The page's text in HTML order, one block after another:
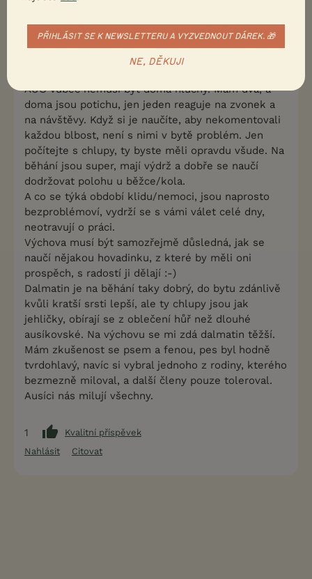
Kvalitní příspěvek
AUO vůbec nemusí být doma hlučný. Mám dva, a
doma jsou potichu, jen jeden reaguje na zvonek a
na návštěvy. Když si je naučíte, aby nekomentovali
každou blbost, není s nimi v bytě problém. Jen
počítejte s chlupy, ty byste měli opravdu všude. Na
běhání jsou super, mají výdrž a dobře se naučí
dodržovat polohu u běžce/kola.
A co se týká období klidu/nemoci, jsou naprosto
bezproblémoví, vydrží se s vámi válet celé dny,
neotravují o práci.
Výchova musí být samozřejmě důsledná, jak se
naučí nějakou hovadinku, z které by měli oni
prospěch, s radostí ji dělají :-)
Dalmatin je na běhání taky dobrý, do bytu zdánlivě
kvůli kratší srsti lepší, ale ty chlupy jsou jak
jehličky, obírají se z oblečení hůř než dlouhé
ausíkovské. Na výchovu se mi zdá dalmatin těžší.
Mám zkušenost se psem a fenou, pes byl hodně
tvrdohlavý, navíc si vybral jednoho z rodiny, kterého
bezmezně miloval, a další členy pouze toleroval.
Ausíci nás milují všechny.
1
Kvalitní příspěvek
Nahlásit
Citovat
PŘIHLÁSIT SE K NEWSLETTERU A VYZVEDNOUT DÁREK. 🎁
NE, DĚKUJI